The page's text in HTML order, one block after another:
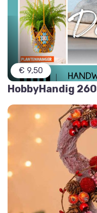
€ 9,50
HobbyHandig 260